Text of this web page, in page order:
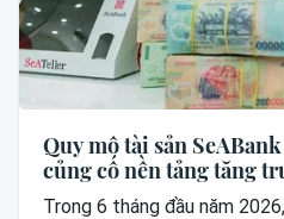
Quy mô tài sản
củng cố nền tảng tăng
Trong 6 tháng đầu năm